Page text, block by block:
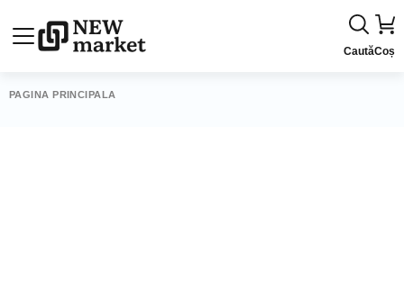
CautăCoș
PAGINA PRINCIPALĂ